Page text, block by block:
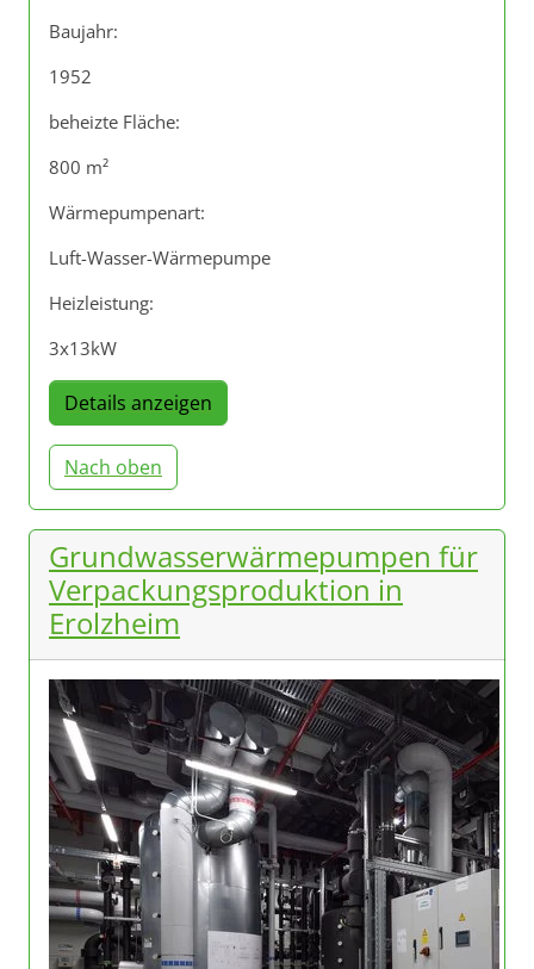
Baujahr:
1952
beheizte Fläche:
800 m²
Wärmepumpenart:
Luft-Wasser-Wärmepumpe
Heizleistung:
3x13kW
Details anzeigen
Nach oben
Grundwasserwärmepumpen für
Verpackungsproduktion in
Erolzheim